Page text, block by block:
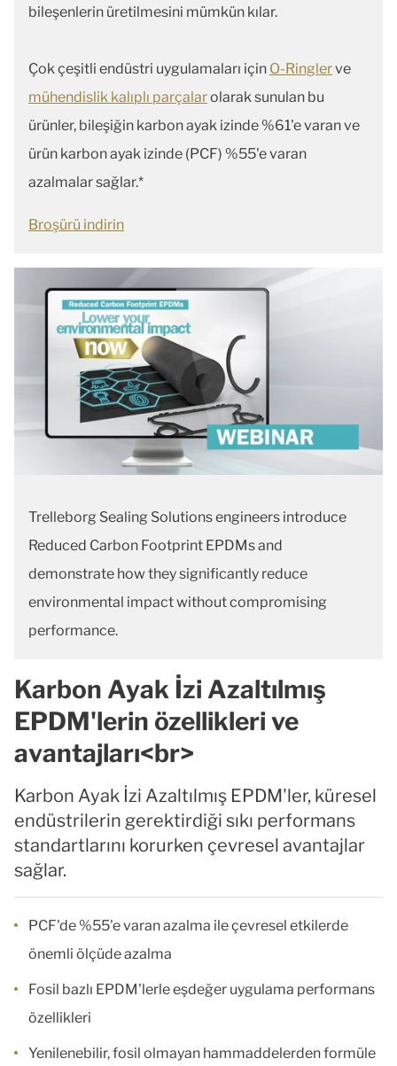
bileşenlerin üretilmesini mümkün kılar.
Çok çeşitli endüstri uygulamaları için O-Ringlerve
mühendislik kalıplı parçalarolarak sunulan bu
ürünler, bileşiğin karbon ayak izinde %61'e varan ve
ürün karbon ayak izinde (PCF) %55'e varan
azalmalar sağlar.*
Broşürü indirin
Trelleborg Sealing Solutions engineers introduce
Reduced Carbon Footprint EPDMs and
demonstrate how they significantly reduce
environmental impact without compromising
performance.
Karbon Ayak İzi Azaltılmış
EPDM'lerin özellikleri ve
avantajları<br>
Karbon Ayak İzi Azaltılmış EPDM'ler, küresel
endüstrilerin gerektirdiği sıkı performans
standartlarını korurken çevresel avantajlar
sağlar.
PCF'de %55'e varan azalma ile çevresel etkilerde
önemli ölçüde azalma
Fosil bazlı EPDM'lerle eşdeğer uygulama performans
özellikleri
Yenilenebilir, fosil olmayan hammaddelerden formüle